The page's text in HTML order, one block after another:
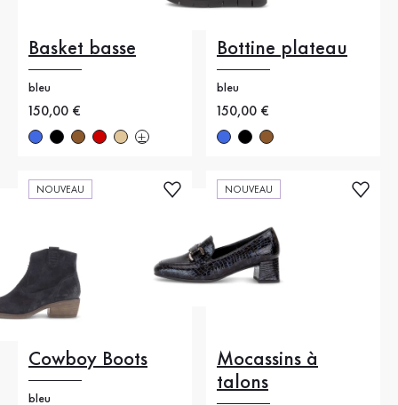
Basket basse
bleu
Nouveau prix
150,00 €
Bottine plateau
bleu
Nouveau prix
150,00 €
NOUVEAU
Cowboy Boots
bleu
NOUVEAU
Mocassins à
talons